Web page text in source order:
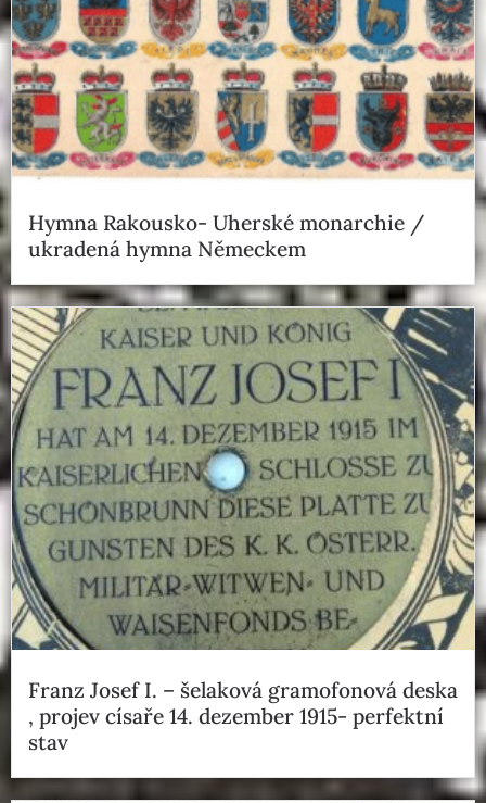
Hymna Rakousko- Uherské monarchie /
ukradená hymna Německem
Franz Josef I. – šelaková gramofonová deska
, projev císaře 14. dezember 1915- perfektní
stav